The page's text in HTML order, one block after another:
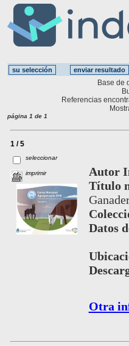
Base de
Referencias
página 1 de 1
1 / 5
seleccionar
imprimir Autor
Título
Datos
Otra